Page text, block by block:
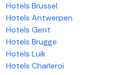
Hotels Brussel
Hotels Antwerpen
Hotels Gent
Hotels Brugge
Hotels Luik
Hotels Charleroi